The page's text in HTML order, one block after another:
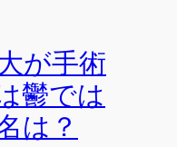
が手術
鬱では
は？